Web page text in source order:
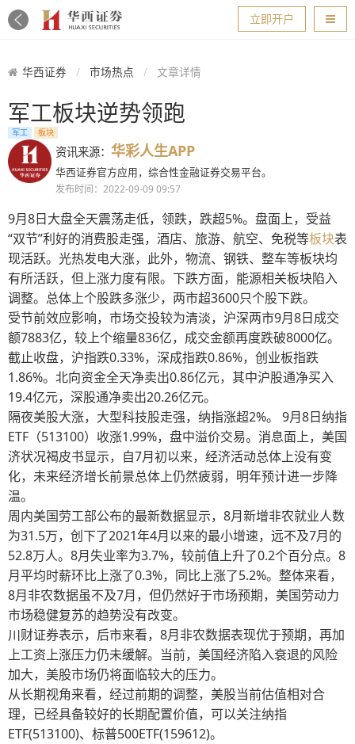
导航
立即开户
华西证券 市场热点 文章详情
军工板块逆势领跑
军工 板块
资讯来源： 华彩人生APP
华西证券官方应用，综合性金融证券交易平台。
发布时间：2022-09-09 09:57
9月8日大盘全天震荡走低，领跌，跌超5%。盘面上，受益
“双节”利好的消费股走强，酒店、旅游、航空、免税等板块表
现活跃。光热发电大涨，此外，物流、钢铁、整车等板块均
有所活跃，但上涨力度有限。下跌方面，能源相关板块陷入
调整。总体上个股跌多涨少，两市超3600只个股下跌。
受节前效应影响，市场交投较为清淡，沪深两市9月8日成交
额7883亿，较上个缩量836亿，成交金额再度跌破8000亿。
截止收盘，沪指跌0.33%，深成指跌0.86%，创业板指跌
1.86%。北向资金全天净卖出0.86亿元，其中沪股通净买入
19.4亿元，深股通净卖出20.26亿元。
隔夜美股大涨，大型科技股走强，纳指涨超2%。 9月8日纳指
ETF（513100）收涨1.99%，盘中溢价交易。消息面上，美国
济状况褐皮书显示，自7月初以来，经济活动总体上没有变
化，未来经济增长前景总体上仍然疲弱，明年预计进一步降
温。
周内美国劳工部公布的最新数据显示，8月新增非农就业人数
为31.5万，创下了2021年4月以来的最小增速，远不及7月的
52.8万人。8月失业率为3.7%，较前值上升了0.2个百分点。8
月平均时薪环比上涨了0.3%，同比上涨了5.2%。整体来看，
8月非农数据虽不及7月，但仍然好于市场预期，美国劳动力
市场稳健复苏的趋势没有改变。
川财证券表示，后市来看，8月非农数据表现优于预期，再加
上工资上涨压力仍未缓解。当前，美国经济陷入衰退的风险
加大，美股市场仍将面临较大的压力。
从长期视角来看，经过前期的调整，美股当前估值相对合
理，已经具备较好的长期配置价值，可以关注纳指
ETF(513100)、标普500ETF(159612)。